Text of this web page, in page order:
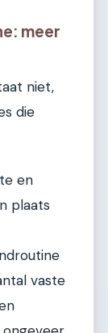
meer
niet,
die
en
plaats
vaste